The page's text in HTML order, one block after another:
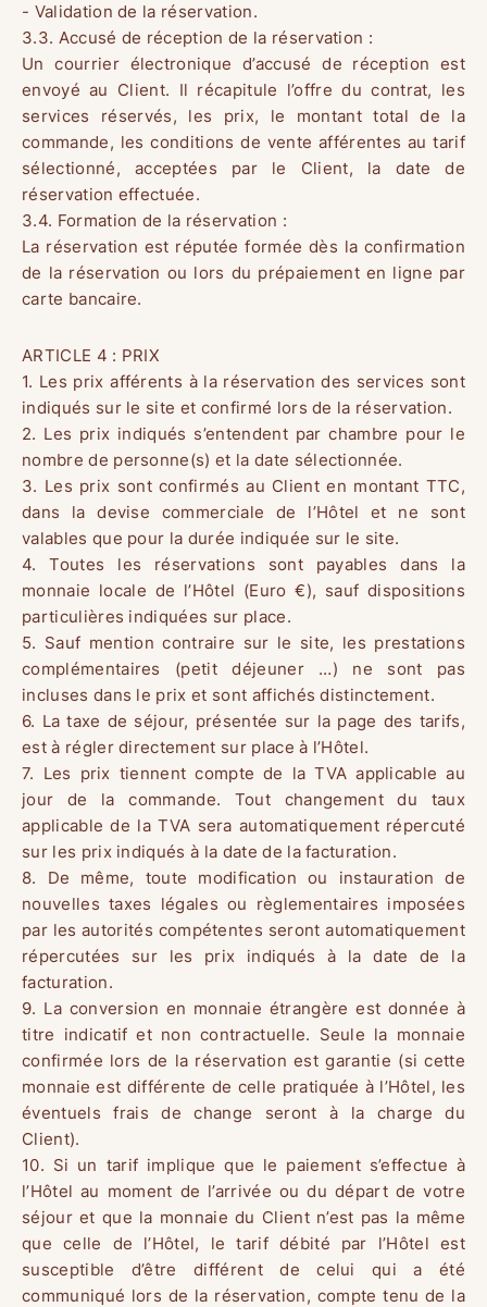
- Validation de la réservation.
3.3. Accusé de réception de la réservation :
Un courrier électronique d’accusé de réception est
envoyé au Client. Il récapitule l’offre du contrat, les
services réservés, les prix, le montant total de la
commande, les conditions de vente afférentes au tarif
sélectionné, acceptées par le Client, la date de
réservation effectuée.
3.4. Formation de la réservation :
La réservation est réputée formée dès la confirmation
de la réservation ou lors du prépaiement en ligne par
carte bancaire.
ARTICLE 4 : PRIX
1. Les prix afférents à la réservation des services sont
indiqués sur le site et confirmé lors de la réservation.
2. Les prix indiqués s’entendent par chambre pour le
nombre de personne(s) et la date sélectionnée.
3. Les prix sont confirmés au Client en montant TTC,
dans la devise commerciale de l’Hôtel et ne sont
valables que pour la durée indiquée sur le site.
4. Toutes les réservations sont payables dans la
monnaie locale de l’Hôtel (Euro €), sauf dispositions
particulières indiquées sur place.
5. Sauf mention contraire sur le site, les prestations
complémentaires (petit déjeuner …) ne sont pas
incluses dans le prix et sont affichés distinctement.
6. La taxe de séjour, présentée sur la page des tarifs,
est à régler directement sur place à l’Hôtel.
7. Les prix tiennent compte de la TVA applicable au
jour de la commande. Tout changement du taux
applicable de la TVA sera automatiquement répercuté
sur les prix indiqués à la date de la facturation.
8. De même, toute modification ou instauration de
nouvelles taxes légales ou règlementaires imposées
par les autorités compétentes seront automatiquement
répercutées sur les prix indiqués à la date de la
facturation.
9. La conversion en monnaie étrangère est donnée à
titre indicatif et non contractuelle. Seule la monnaie
confirmée lors de la réservation est garantie (si cette
monnaie est différente de celle pratiquée à l’Hôtel, les
éventuels frais de change seront à la charge du
Client).
10. Si un tarif implique que le paiement s’effectue à
l’Hôtel au moment de l’arrivée ou du départ de votre
séjour et que la monnaie du Client n’est pas la même
que celle de l’Hôtel, le tarif débité par l’Hôtel est
susceptible d’être différent de celui qui a été
communiqué lors de la réservation, compte tenu de la